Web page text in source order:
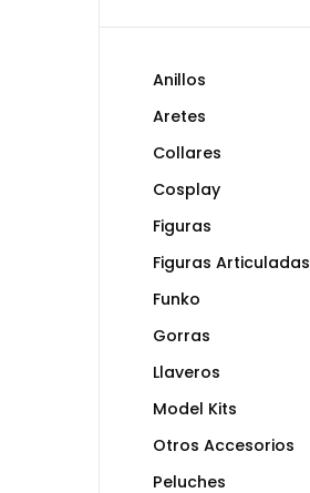
Anillos
Aretes
Collares
Cosplay
Figuras
Figuras Articuladas
Funko
Gorras
Llaveros
Model Kits
Otros Accesorios
Peluches